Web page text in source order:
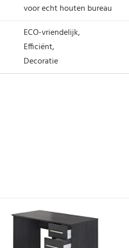
voor echt houten bureau
ECO-vriendelijk,
Efficiënt,
Decoratie